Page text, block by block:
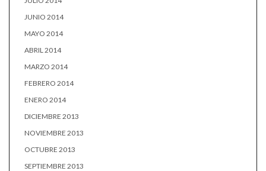
JUNIO 2014
MAYO 2014
ABRIL 2014
MARZO 2014
FEBRERO 2014
ENERO 2014
DICIEMBRE 2013
NOVIEMBRE 2013
OCTUBRE 2013
SEPTIEMBRE 2013